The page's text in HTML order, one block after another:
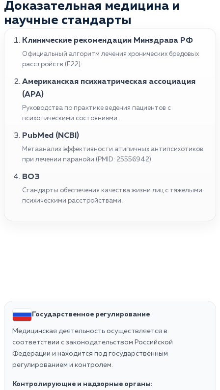
расстройства. В неконтролируемых случаях она
приводит к насильственному поведению или
самоповреждению. Болезнь может быть также
симптомом более серьезного психического
заболевания, такого как шизофрения. При
отсутствии лечения патология может постепенно
отношения с друзьями и семьей, влиять на общее
здоровье.
некоторые стратегии, такие как упражнения для
расслабления и медитация для снижения стресса,
чувства изоляции, и избегание алкоголя и
наркотиков. Важно подчеркнуть, что обращение к
медицинскому специалисту является ключевым
шагом в лечении паранойи, даже при попытках
справиться с симптомами дома.
Доказательная медицина и
научные стандарты
Клинические рекомендации Минздрава РФ
Официальный алгоритм лечения хронических бредовых
расстройств (F22).
Американская психиатрическая ассоциация
(APA)
Руководства по практике ведения пациентов с
психотическими состояниями.
PubMed (NCBI)
Метаанализ эффективности атипичных антипсихотиков
при лечении паранойи (PMID: 25556942).
ВОЗ
Стандарты обеспечения качества жизни лиц с тяжелыми
психическими расстройствами.
Государственное регулирование
Медицинская деятельность осуществляется в
соответствии с законодательством Российской
Федерации и находится под государственным
регулированием и контролем.
Контролирующие и надзорные органы: